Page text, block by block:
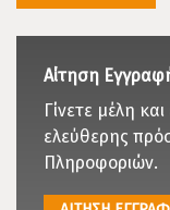
Αίτηση
Γίνετε μέλη
ελεύθερης
Πληροφοριών.